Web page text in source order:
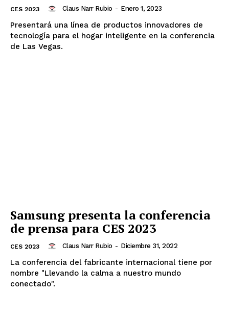
CES 2023 Claus Narr Rubio - Enero 1, 2023
Presentará una línea de productos innovadores de
tecnología para el hogar inteligente en la conferencia
de Las Vegas.
Samsung presenta la conferencia
de prensa para CES 2023
CES 2023 Claus Narr Rubio - Diciembre 31, 2022
La conferencia del fabricante internacional tiene por
nombre "Llevando la calma a nuestro mundo
conectado".